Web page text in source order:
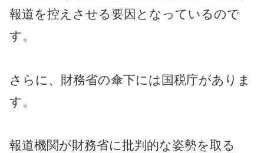
報道を控えさせる要因となっているので
す。
さらに、財務省の傘下には国税庁がありま
す。
報道機関が財務省に批判的な姿勢を取る